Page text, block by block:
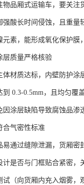
物品厢式运输车，要关注
强酸长时间侵蚀，且重量
元素，能形成氧化保护膜
层质量严格核验​
体材质达标，内壁防护
到 0.3-0.5mm，且均匀覆
因涂层缺陷导致腐蚀品渗
合气密性标准​
易通过缝隙泄漏，货厢
计是否与门框贴合紧密
试（向货厢内充入烟雾，